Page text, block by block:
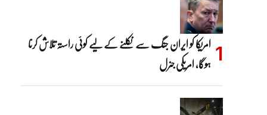
امریکا کو ایران جنگ سے نکلنے کے لیے کوئی راستہ تلاش کرنا
ہوگا، امریکی جنرل